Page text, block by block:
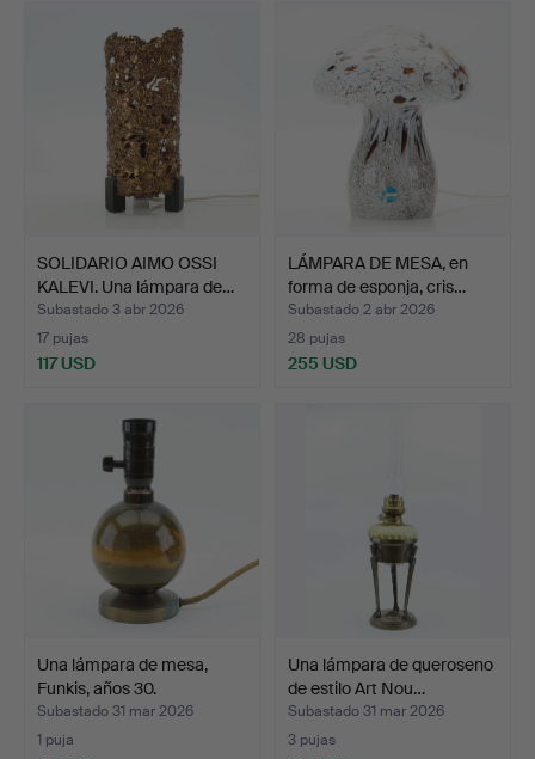
SOLIDARIO AIMO OSSI
KALEVI. Una lámpara de…
Subastado 3 abr 2026
17 pujas
117 USD
LÁMPARA DE MESA, en
forma de esponja, cris…
Subastado 2 abr 2026
28 pujas
255 USD
Una lámpara de mesa,
Funkis, años 30.
Subastado 31 mar 2026
1 puja
Una lámpara de queroseno
de estilo Art Nou…
Subastado 31 mar 2026
3 pujas